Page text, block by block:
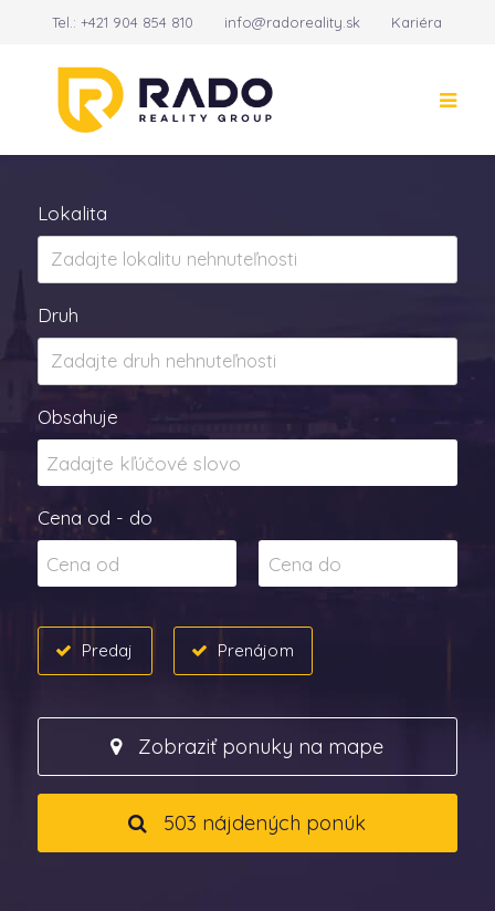
Tel.:+421 904 854 810 info@radoreality.sk Kariéra
Lokalita
Druh
Obsahuje
Cena od - do
Predaj Prenájom
Zobraziť ponuky na mape
503 nájdených ponúk